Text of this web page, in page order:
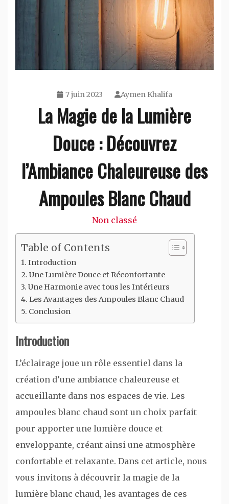
7 juin 2023 Aymen Khalifa
La Magie de la Lumière
Douce : Découvrez
l’Ambiance Chaleureuse des
Ampoules Blanc Chaud
Non classé
Table of Contents
Introduction
Une Lumière Douce et Réconfortante
Une Harmonie avec tous les Intérieurs
Les Avantages des Ampoules Blanc Chaud
Conclusion
Introduction
L’éclairage joue un rôle essentiel dans la
création d’une ambiance chaleureuse et
accueillante dans nos espaces de vie. Les
ampoules blanc chaud sont un choix parfait
pour apporter une lumière douce et
enveloppante, créant ainsi une atmosphère
confortable et relaxante. Dans cet article, nous
vous invitons à découvrir la magie de la
lumière blanc chaud, les avantages de ces